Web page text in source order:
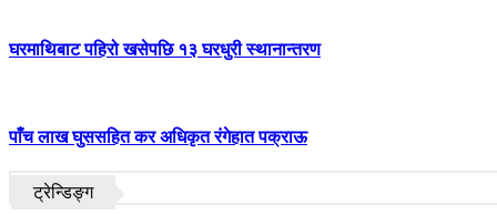
घरमाथिबाट पहिरो खसेपछि १३ घरधुरी स्थानान्तरण
पाँच लाख घुससहित कर अधिकृत रंगेहात पक्राऊ
ट्रेन्डिङ्ग